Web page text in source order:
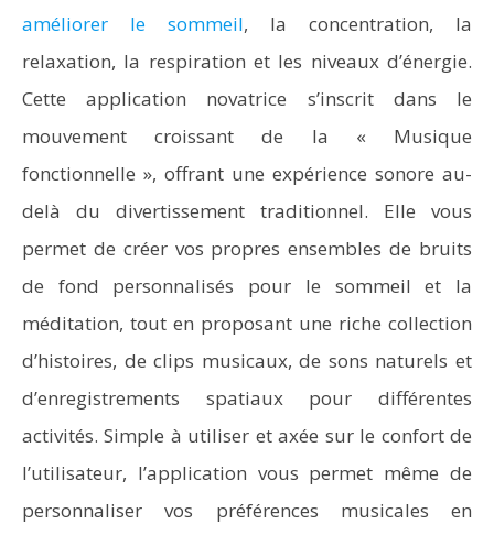
améliorer le sommeil, la concentration, la
relaxation, la respiration et les niveaux d’énergie.
Cette application novatrice s’inscrit dans le
mouvement croissant de la « Musique
fonctionnelle », offrant une expérience sonore au-
delà du divertissement traditionnel. Elle vous
permet de créer vos propres ensembles de bruits
de fond personnalisés pour le sommeil et la
méditation, tout en proposant une riche collection
d’histoires, de clips musicaux, de sons naturels et
d’enregistrements spatiaux pour différentes
activités. Simple à utiliser et axée sur le confort de
l’utilisateur, l’application vous permet même de
personnaliser vos préférences musicales en